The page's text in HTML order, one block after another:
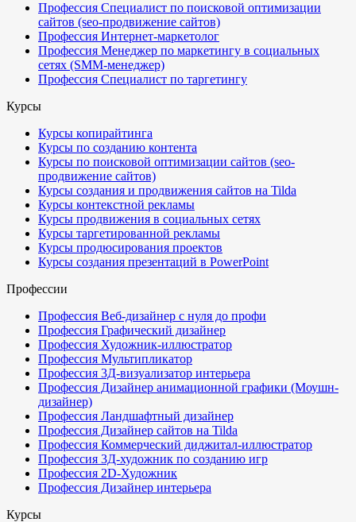
Профессия Специалист по поисковой оптимизации
сайтов (seo-продвижение сайтов)
Профессия Интернет-маркетолог
Профессия Менеджер по маркетингу в социальных
сетях (SMM-менеджер)
Профессия Специалист по таргетингу
Курсы
Курсы копирайтинга
Курсы по созданию контента
Курсы по поисковой оптимизации сайтов (seo-
продвижение сайтов)
Курсы создания и продвижения сайтов на Tilda
Курсы контекстной рекламы
Курсы продвижения в социальных сетях
Курсы таргетированной рекламы
Курсы продюсирования проектов
Курсы создания презентаций в PowerPoint
Профессии
Профессия Веб-дизайнер с нуля до профи
Профессия Графический дизайнер
Профессия Художник-иллюстратор
Профессия Мультипликатор
Профессия 3Д-визуализатор интерьера
Профессия Дизайнер анимационной графики (Моушн-
дизайнер)
Профессия Ландшафтный дизайнер
Профессия Дизайнер сайтов на Tilda
Профессия Коммерческий диджитал-иллюстратор
Профессия 3Д-художник по созданию игр
Профессия 2D-Художник
Профессия Дизайнер интерьера
Курсы